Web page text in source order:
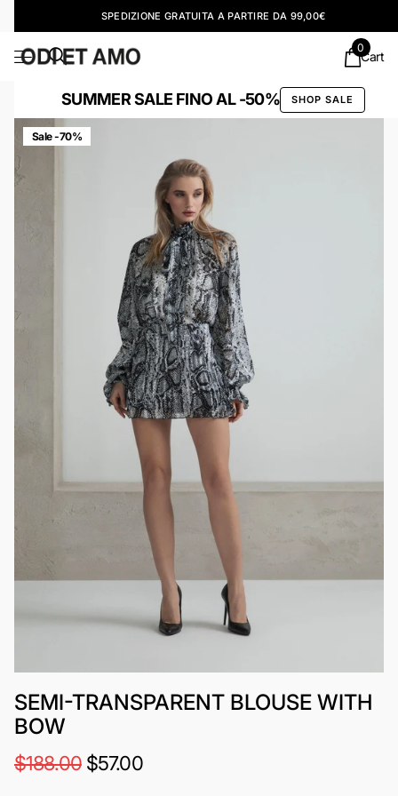
SPEDIZIONE GRATUITA A PARTIRE DA 99,00€
Cart
0
SUMMER SALE FINO AL -50% SHOP SALE
Sale -70%
SEMI-TRANSPARENT BLOUSE WITH
BOW
$188.00$57.00